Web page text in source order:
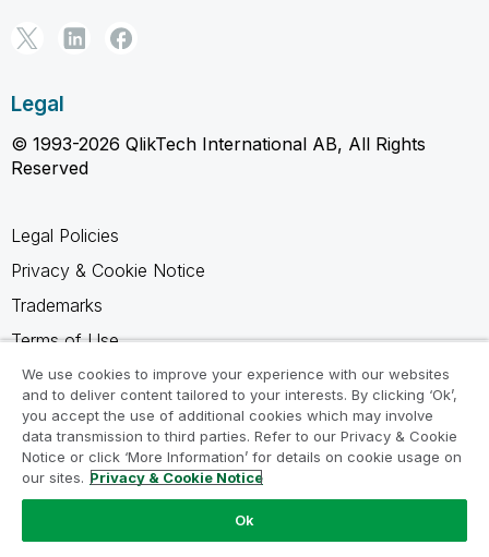
Legal
© 1993-2026 QlikTech International AB, All Rights
Reserved
Legal Policies
Privacy & Cookie Notice
Trademarks
Terms of Use
Legal Agreements
Product Terms
Do not share my info
We use cookies to improve your experience with our websites
and to deliver content tailored to your interests. By clicking ‘Ok’,
you accept the use of additional cookies which may involve
data transmission to third parties. Refer to our Privacy & Cookie
Notice or click ‘More Information’ for details on cookie usage on
our sites. Privacy & Cookie Notice
Ok